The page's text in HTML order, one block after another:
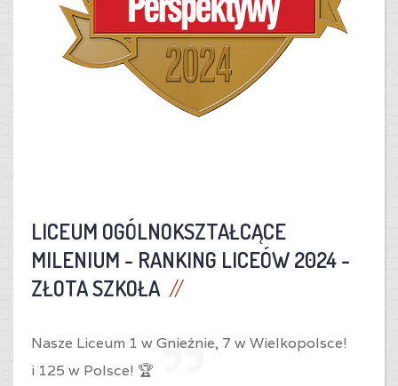
LICEUM OGÓLNOKSZTAŁCĄCE
MILENIUM - RANKING LICEÓW 2024 -
ZŁOTA SZKOŁA
Nasze Liceum 1 w Gnieźnie, 7 w Wielkopolsce!
i 125 w Polsce! 🏆